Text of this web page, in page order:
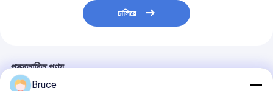
চালিয়ে
প্রস্তাবিত পণ্য
Bruce